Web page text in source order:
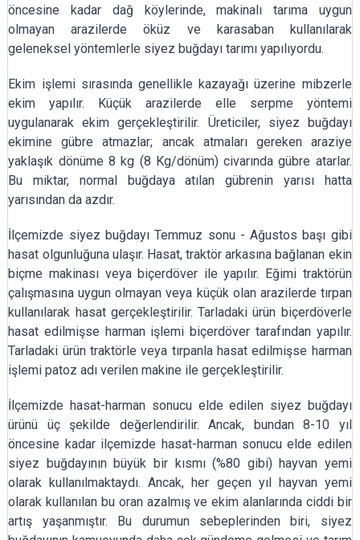
öncesine kadar dağ köylerinde, makinalı tarıma uygun
olmayan arazilerde öküz ve karasaban kullanılarak
geleneksel yöntemlerle siyez buğdayı tarımı yapılıyordu.
Ekim işlemi sırasında genellikle kazayağı üzerine mibzerle
ekim yapılır. Küçük arazilerde elle serpme yöntemi
uygulanarak ekim gerçekleştirilir. Üreticiler, siyez buğdayı
ekimine gübre atmazlar; ancak atmaları gereken araziye
yaklaşık dönüme 8 kg (8 Kg/dönüm) civarında gübre atarlar.
Bu miktar, normal buğdaya atılan gübrenin yarısı hatta
yarısından da azdır.
İlçemizde siyez buğdayı Temmuz sonu - Ağustos başı gibi
hasat olgunluğuna ulaşır. Hasat, traktör arkasına bağlanan ekin
biçme makinası veya biçerdöver ile yapılır. Eğimi traktörün
çalışmasına uygun olmayan veya küçük olan arazilerde tırpan
kullanılarak hasat gerçekleştirilir. Tarladaki ürün biçerdöverle
hasat edilmişse harman işlemi biçerdöver tarafından yapılır.
Tarladaki ürün traktörle veya tırpanla hasat edilmişse harman
işlemi patoz adı verilen makine ile gerçekleştirilir.
İlçemizde hasat-harman sonucu elde edilen siyez buğdayı
ürünü üç şekilde değerlendirilir. Ancak, bundan 8-10 yıl
öncesine kadar ilçemizde hasat-harman sonucu elde edilen
siyez buğdayının büyük bir kısmı (%80 gibi) hayvan yemi
olarak kullanılmaktaydı. Ancak, her geçen yıl hayvan yemi
olarak kullanılan bu oran azalmış ve ekim alanlarında ciddi bir
artış yaşanmıştır. Bu durumun sebeplerinden biri, siyez